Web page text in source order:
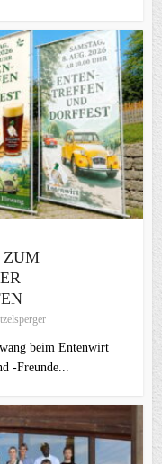
beim Entenwirt
-Freunde...